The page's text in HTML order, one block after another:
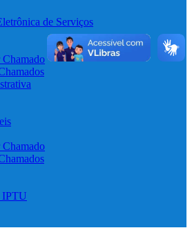
de Serviços
IPTU